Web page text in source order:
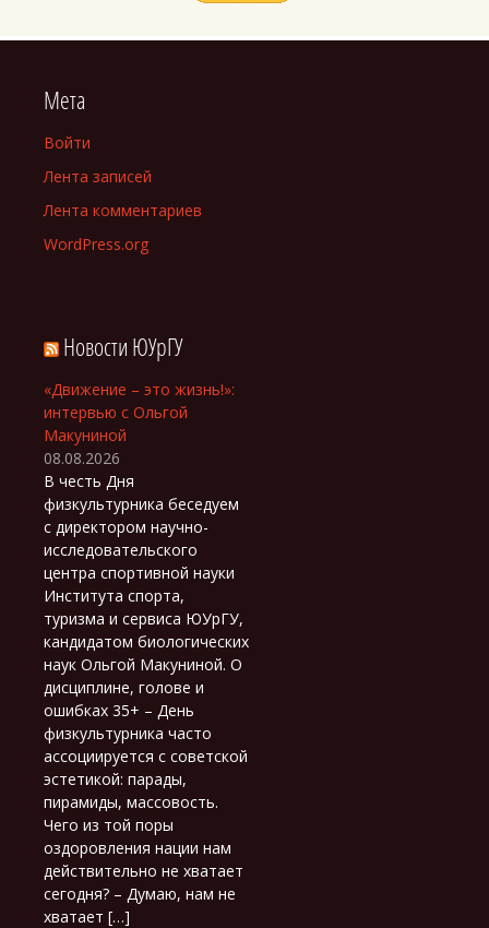
Мета
Войти
Лента записей
Лента комментариев
WordPress.org
Новости ЮУрГУ
«Движение – это жизнь!»:
интервью с Ольгой
Макуниной
08.08.2026
В честь Дня
физкультурника беседуем
с директором научно-
исследовательского
центра спортивной науки
Института спорта,
туризма и сервиса ЮУрГУ,
кандидатом биологических
наук Ольгой Макуниной. О
дисциплине, голове и
ошибках 35+ – День
физкультурника часто
ассоциируется с советской
эстетикой: парады,
пирамиды, массовость.
Чего из той поры
оздоровления нации нам
действительно не хватает
сегодня? – Думаю, нам не
хватает […]